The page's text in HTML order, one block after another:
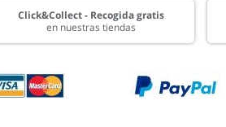
Click&Collect - Recogida gratis
en nuestras tiendas